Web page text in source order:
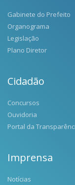
Gabinete do Prefeito
Organograma
Legislação
Plano Diretor
Cidadão
Concursos
Ouvidoria
Portal da
Imprensa
Notícias